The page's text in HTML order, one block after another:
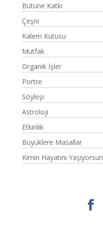
Bütüne Katkı
Çeşni
Kalem Kutusu
Mutfak
Organik İşler
Portre
Söyleşi
Astroloji
Etkinlik
Büyüklere Masallar
Kimin Hayatını Yaşıyorsun